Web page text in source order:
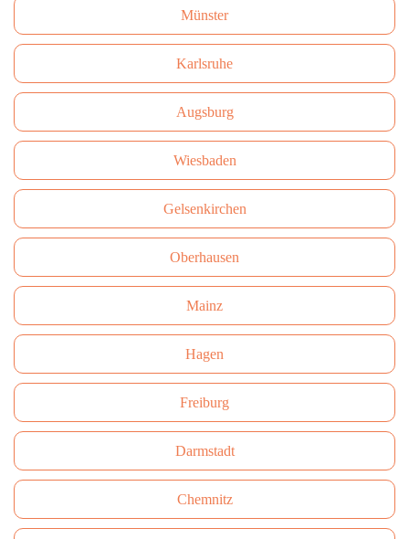
Münster
Karlsruhe
Augsburg
Wiesbaden
Gelsenkirchen
Oberhausen
Mainz
Hagen
Freiburg
Darmstadt
Сhemnitz